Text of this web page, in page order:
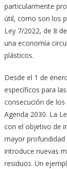
particularmente
útil, como son los
Ley 7/2022, de 8
una economía
plásticos.
Desde el 1 de
específicos para
consecución de
Agenda 2030. La
con el objetivo de
mayor profundidad
introduce nuevas
residuos. Un